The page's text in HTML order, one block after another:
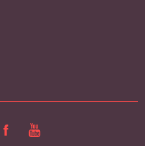
FACEBOOK
YOUTUBE